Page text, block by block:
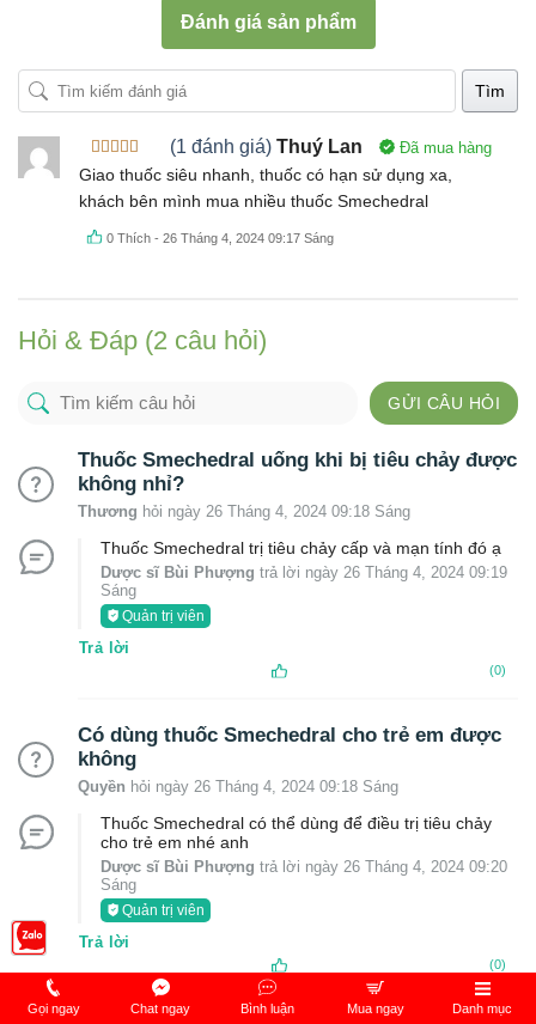
Đánh giá sản phẩm
Tìm
Được xếp
hạng55
sao
(1 đánh giá) Thuý Lan Đã mua hàng
Giao thuốc siêu nhanh, thuốc có hạn sử dụng xa,
khách bên mình mua nhiều thuốc Smechedral
0 Thích -26 Tháng 4, 2024 09:17 Sáng
Hỏi & Đáp (2 câu hỏi)
GỬI CÂU HỎI
Thuốc Smechedral uống khi bị tiêu chảy được
không nhỉ?
Thương hỏi ngày 26 Tháng 4, 2024 09:18 Sáng
Thuốc Smechedral trị tiêu chảy cấp và mạn tính đó ạ
Dược sĩ Bùi Phượng trả lời ngày 26 Tháng 4, 2024 09:19
Sáng
Quản trị viên
Trả lời
(0)
Có dùng thuốc Smechedral cho trẻ em được
không
Quyền hỏi ngày 26 Tháng 4, 2024 09:18 Sáng
Thuốc Smechedral có thể dùng để điều trị tiêu chảy
cho trẻ em nhé anh
Dược sĩ Bùi Phượng trả lời ngày 26 Tháng 4, 2024 09:20
Sáng
Quản trị viên
Trả lời
(0)
Gọi ngay Chat ngay Bình luận Mua ngay Danh mục